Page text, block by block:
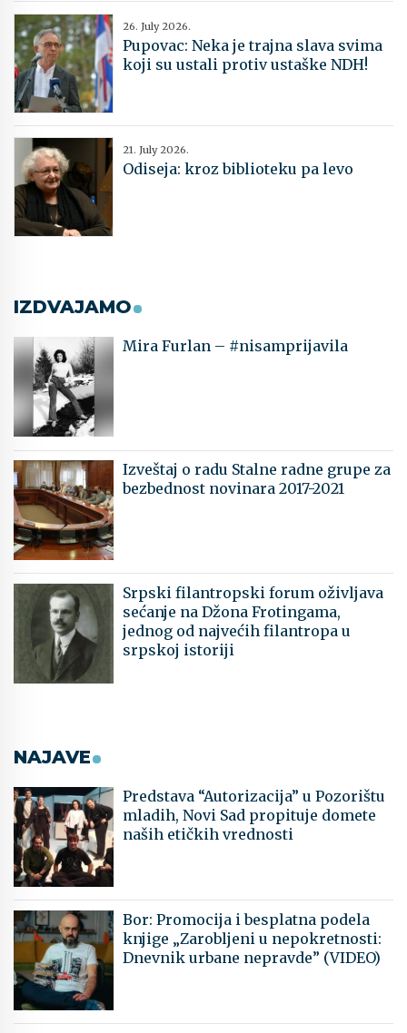
26. July 2026.
Pupovac: Neka je trajna slava svima
koji su ustali protiv ustaške NDH!
21. July 2026.
Odiseja: kroz biblioteku pa levo
IZDVAJAMO
Mira Furlan – #nisamprijavila
Izveštaj o radu Stalne radne grupe za
bezbednost novinara 2017-2021
Srpski filantropski forum oživljava
sećanje na Džona Frotingama,
jednog od najvećih filantropa u
srpskoj istoriji
NAJAVE
Predstava “Autorizacija” u Pozorištu
mladih, Novi Sad propituje domete
naših etičkih vrednosti
Bor: Promocija i besplatna podela
knjige „Zarobljeni u nepokretnosti:
Dnevnik urbane nepravde” (VIDEO)